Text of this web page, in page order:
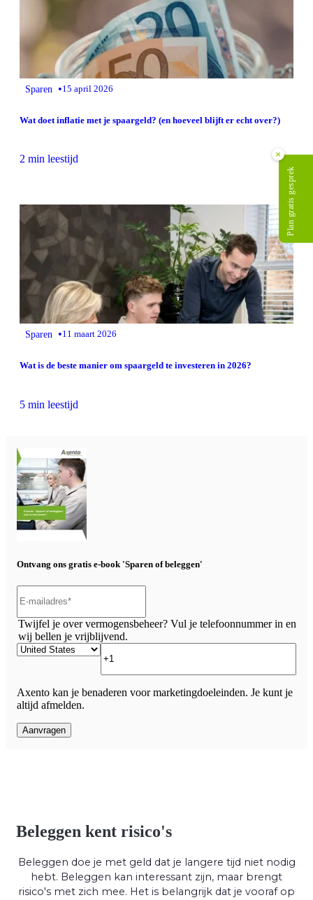
Sparen •15 april 2026
Wat doet inflatie met je spaargeld? (en hoeveel blijft er echt over?)
2 min leestijd
Sparen •11 maart 2026
Wat is de beste manier om spaargeld te investeren in 2026?
5 min leestijd
Ontvang ons gratis e-book 'Sparen of beleggen'
Twijfel je over vermogensbeheer? Vul je telefoonnummer in en
wij bellen je vrijblijvend.
Axento kan je benaderen voor marketingdoeleinden. Je kunt je
altijd afmelden.
Beleggen kent risico's
Beleggen doe je met geld dat je langere tijd niet nodig
hebt. Beleggen kan interessant zijn, maar brengt
risico's met zich mee. Het is belangrijk dat je vooraf op
×
Plan gratis gesprek